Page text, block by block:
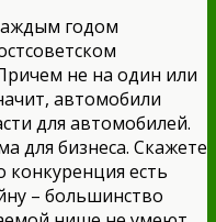
годом
не на один или
автомобили
для автомобилей.
для бизнеса. Скажете
конкуренция есть
– большинство